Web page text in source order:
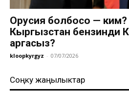
Орусия болбосо — ким?
Кыргызстан бензинди
аргасыз?
kloopkyrgyz - 07/07/2026
Соңку жаңылыктар